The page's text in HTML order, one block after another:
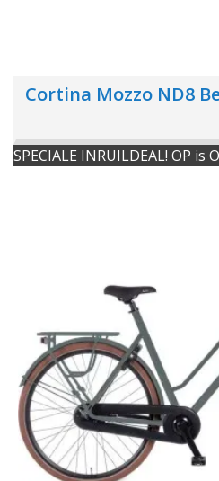
Cortina Mozzo ND8
SPECIALE INRUILDEAL! OP is